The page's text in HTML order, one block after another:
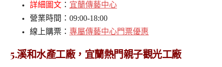
詳細圖文 ： 宜蘭傳藝中心
營業時間：09:00-18:00
線上購票： 專屬傳藝中心門票優惠
5.溪和水產工廠，宜蘭熱門親子觀光工廠